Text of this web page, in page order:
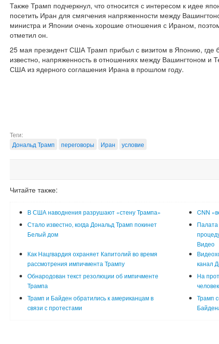
Также Трамп подчеркнул, что относится с интересом к идее
посетить Иран для смягчения напряженности между
министра и Японии очень хорошие отношения с Ираном,
отметил он.
25 мая президент США Трамп прибыл с визитом в Японию, где
известно, напряженность в отношениях между Вашингтоном и
США из ядерного соглашения Ирана в прошлом году.
Теги:
Дональд Трамп
переговоры Иран условие
Читайте также:
В США наводнения разрушают «стену Трампа»
CNN
Стало известно, когда Дональд Трамп покинет
Белый дом
Видео
Как Нацгвардия охраняет Капитолий во время
рассмотрения импичмента Трампу
канал
Обнародован текст резолюции об импичменте
Трампа
На
Трамп и Байден обратились к американцам в
связи с протестами
Трамп